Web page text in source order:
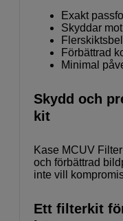
Exakt
Skyddar
Förbättrad
Minimal
Skydd och
kit
Kase MCUV
och förbättrad
inte vill
Ett filterkit